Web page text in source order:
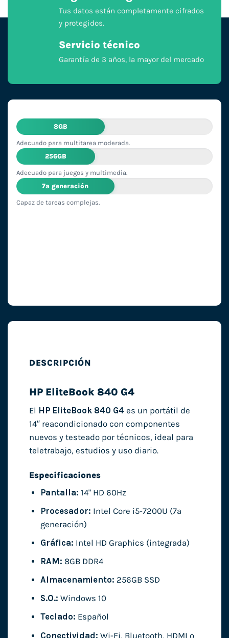
Tus datos están completamente cifrados
y protegidos.
Servicio técnico
Garantía de 3 años, la mayor del mercado
8GB
Adecuado para multitarea moderada.
256GB
Adecuado para juegos y multimedia.
7ª generación
Capaz de tareas complejas.
DESCRIPCIÓN
HP EliteBook 840 G4
El HP EliteBook 840 G4 es un portátil de
14″ reacondicionado con componentes
nuevos y testeado por técnicos, ideal para
teletrabajo, estudios y uso diario.
Especificaciones
Pantalla: 14" HD 60Hz
Procesador: Intel Core i5-7200U (7ª
generación)
Gráfica: Intel HD Graphics (integrada)
RAM: 8GB DDR4
Almacenamiento: 256GB SSD
S.O.: Windows 10
Teclado: Español
Conectividad: Wi-Fi, Bluetooth, HDMI o